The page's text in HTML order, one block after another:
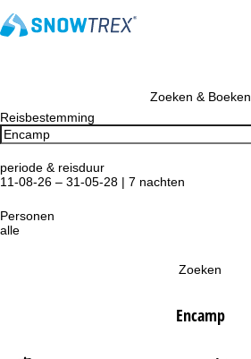
Zoeken & Boeken
Reisbestemming
periode & reisduur
11-08-26 – 31-05-28 | 7 nachten
Personen
alle
Zoeken
Encamp